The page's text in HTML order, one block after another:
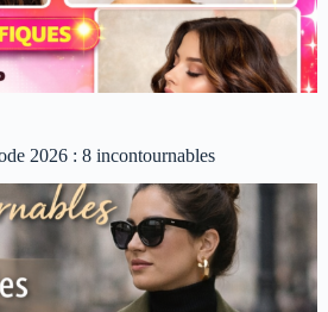
2026 : 8 incontournables